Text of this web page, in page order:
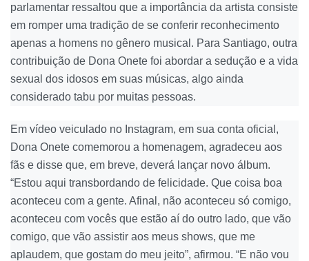
parlamentar ressaltou que a importância da artista consiste
em romper uma tradição de se conferir reconhecimento
apenas a homens no gênero musical. Para Santiago, outra
contribuição de Dona Onete foi abordar a sedução e a vida
sexual dos idosos em suas músicas, algo ainda
considerado tabu por muitas pessoas.
Em vídeo veiculado no Instagram, em sua conta oficial,
Dona Onete comemorou a homenagem, agradeceu aos
fãs e disse que, em breve, deverá lançar novo álbum.
“Estou aqui transbordando de felicidade. Que coisa boa
aconteceu com a gente. Afinal, não aconteceu só comigo,
aconteceu com vocês que estão aí do outro lado, que vão
comigo, que vão assistir aos meus shows, que me
aplaudem, que gostam do meu jeito”, afirmou. “E não vou